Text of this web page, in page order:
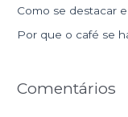
o
r
Como se destacar
Por que o café se
Comentários